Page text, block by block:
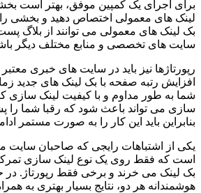
برای اجرای یک کمپین موفق، بهتر است
لینک های معمولی اختصاص دهید و بخشی را
بک لینک های معمولی می توانند از بلاگ پست
سایت های تخصصی و منابع مختلف دیگر
رپورتاژها نیز باید در سایت های خبری
افزایش رتبه صفحه با بک لینک های جدید
شما به طور مداوم و با کیفیت لینک سازی
سازی می تواند باعث شود که رقبا شما را
بنابراین باید این کار را به صورت مستمر
یکی از اشتباهات رایجی که صاحبان سایت
است که فقط روی یک نوع لینک سازی
بک لینک می خرند و برخی فقط رپورتاژ. در
هوشمندانه هر دو، نتایج بسیار بهتری به